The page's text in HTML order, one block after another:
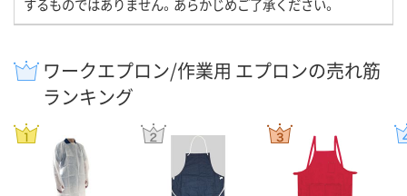
ワークエプロン/作業用 エプロンの売れ筋
ランキング